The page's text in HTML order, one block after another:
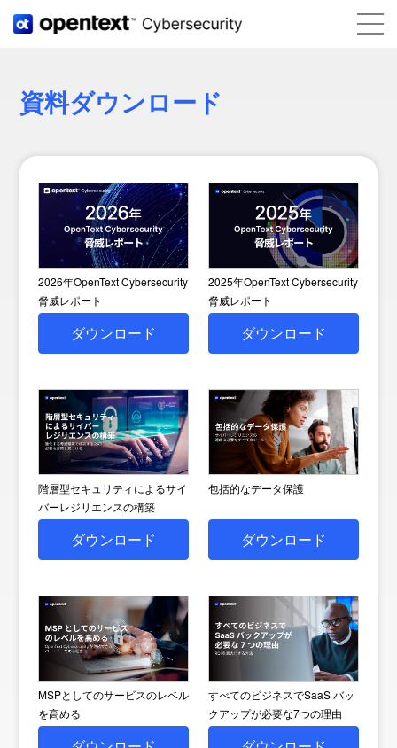
資料ダウンロード
2026年OpenText Cybersecurity
脅威レポート
ダウンロード
2025年OpenText Cybersecurity
脅威レポート
ダウンロード
階層型セキュリティによるサイ
バーレジリエンスの構築
ダウンロード
包括的なデータ保護
ダウンロード
MSPとしてのサービスのレベル
を高める
すべてのビジネスでSaaS バッ
クアップが必要な7つの理由